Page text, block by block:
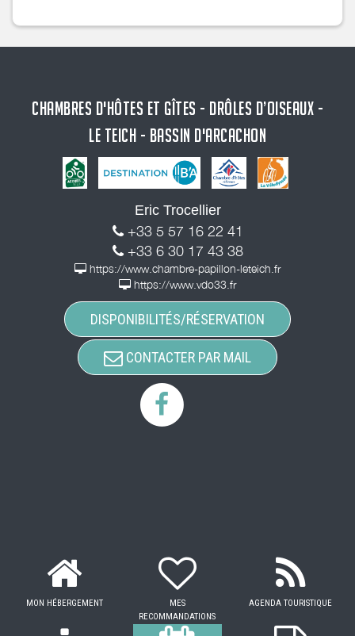
CHAMBRES D'HÔTES ET GÎTES - DRÔLES D’OISEAUX -
LE TEICH - BASSIN D'ARCACHON
Eric Trocellier
+33 5 57 16 22 41
+33 6 30 17 43 38
https://www.chambre-papillon-leteich.fr
https://www.vdo33.fr
DISPONIBILITÉS/RÉSERVATION
CONTACTER PAR MAIL
MON HÉBERGEMENT
MES
RECOMMANDATIONS
AGENDA TOURISTIQUE